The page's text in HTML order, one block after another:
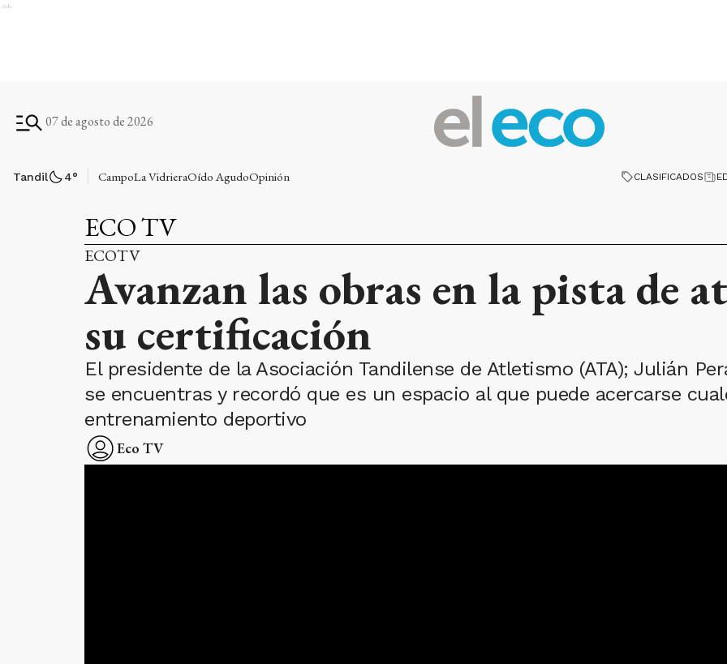
Ads
07 de agosto de 2026
Tandil 4° CampoLa VidrieraOído AgudoOpinión CLASIFICADOS
ECO TV
ECOTV
Avanzan las obras en la pista de
su certificación
El presidente de la Asociación Tandilense de Atletismo (ATA); Julián
se encuentras y recordó que es un espacio al que puede acercarse
entrenamiento deportivo
Eco TV